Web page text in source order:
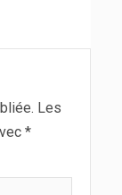
Les
*